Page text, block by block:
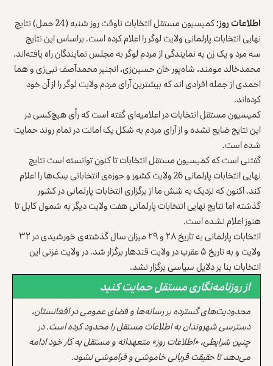
اطلاعات روز:
کمیسیون مستقل انتخابات ناوقت روز شنبه (24 حمل) نتایج
نهایی انتخابات پارلمانی ولایت لوگر را اعلام کرده است. براساس این نتایج
سه مرد و یک زن به نمایندگی از مردم لوگر به مجلس نمایندگان راه یافته‌اند.
محمدخالد مومند، شاه‌پور خان حسین‌زی، انجنیر محمدآصف نبی‌زی و هما
احمدی از جمله افرادی اند که بیشترین آرای مردم ولایت لوگر را از آن خود
کرده‌اند.
کمیسیون مستقل انتخابات در اعلامیه‌ای گفته است که رأی هیچ‌کسی در
این نتایج ضایع نشده و از آرای مردم به شکل یک امانت در تمام روند حمایت
شده است.
گفتنی است که کمیسیون مستقل انتخابات تا کنون توانسته است نتایج
نهایی انتخابات پارلمانی 26 ولایت کشور و حوزه‌ی انتخاباتی سِک‌ها را اعلام
کند. اکنون که نزدیک به شش ما از برگزاری انتخابات پارلمانی در کشور
گذشته اما نتایج نهایی انتخابات پارلمانی هفت ولایت دیگر به شمول کابل تا
هنوز اعلام نشده است.
انتخابات پارلمانی به تاریخ ۲۸ و ۲۹ میزان سال گذشته‌ی خورشیدی در ۳۲
ولایت و به تاریخ ۵ عقرب در ولایت قندهار برگزار شد. در ولایت غزنی این
انتخابات بنا بر دلایل سیاسی برگزار نشد.
از روزنامه‌نگاری مستقل حمایت کنید
محدودیت‌های گسترده بر رسانه‌ها و فضای عمومی در افغانستان،
دسترسی شهروندان به اطلاعات مستقل را محدود کرده است. در
چنین شرایطی، «اطلاعات روز» متعهدانه و مستقل به کار خود ادامه
می‌دهد تا حقیقت قربانی خاموشی و فراموشی نشود.